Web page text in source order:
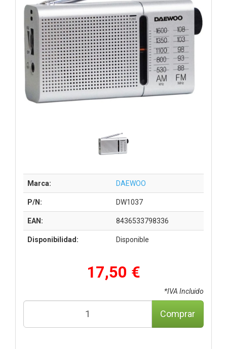
Marca: DAEWOO
P/N: DW1037
EAN: 8436533798336
Disponibilidad: Disponible
17,50 €
*IVA Incluido
Comprar